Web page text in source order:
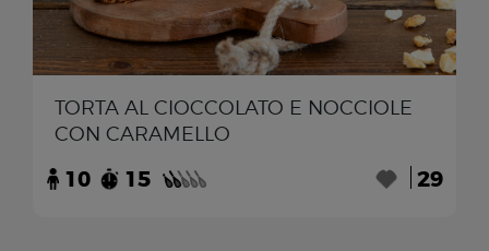
TORTA AL CIOCCOLATO E NOCCIOLE
CON CARAMELLO
10 15 29